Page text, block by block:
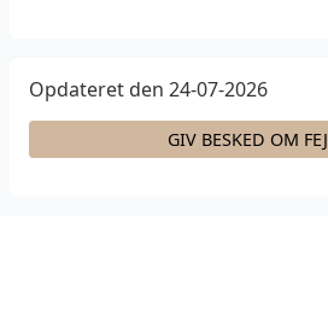
Opdateret den 24-07-2026
GIV BESKED OM